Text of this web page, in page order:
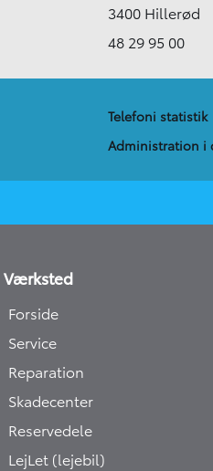
3400 Hillerød
48 29 95 00
Telefoni statistik
Administration​ i
Værksted
Forside
Service
Reparation
Skadecenter
Reservedele
LejLet (lejebil)